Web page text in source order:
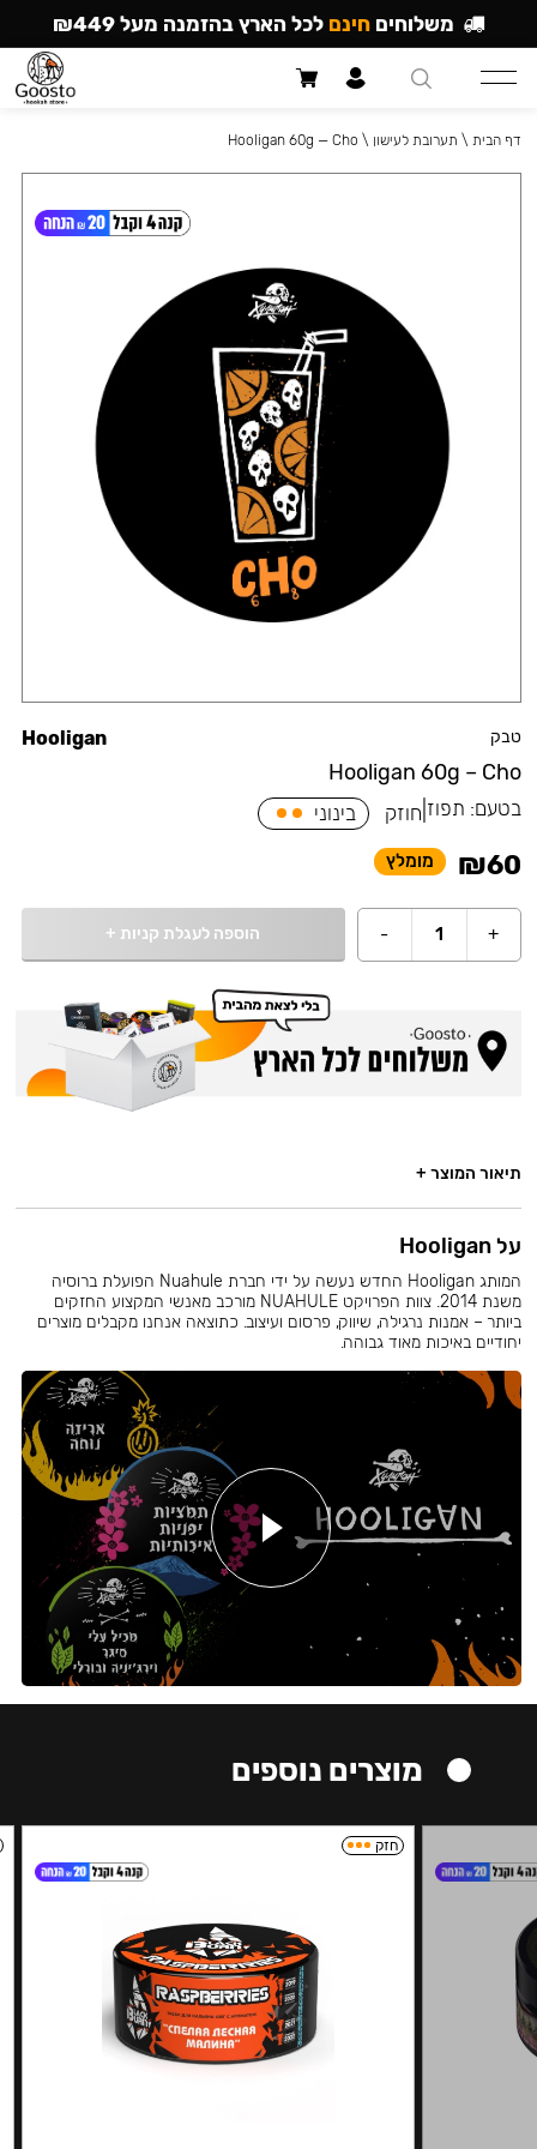
טבק
Hooligan 60g – Cho
Hooligan
בטעם: תפוז חוזק בינוני
₪60 מומלץ
+
1
- הוספה לעגלת קניות +
דף הבית \ תערובת לעישון \
Hooligan 60g — Cho
תיאור המוצר +
על Hooligan
המותג Hooligan החדש נעשה על ידי חברת Nuahule הפועלת ברוסיה
משנת 2014. צוות הפרויקט NUAHULE מורכב מאנשי המקצוע החזקים
ביותר – אמנות נרגילה, שיווק, פרסום ועיצוב. כתוצאה אנחנו מקבלים מוצרים
יחודיים באיכות מאוד גבוהה.
מוצרים נוספים
חזק
משלוחים חינם לכל הארץ בהזמנה מעל ₪449